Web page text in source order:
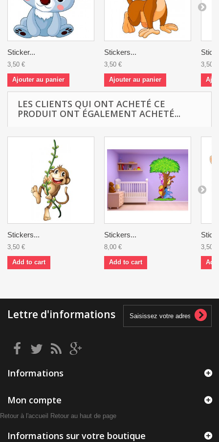
Sticker...
3,50 €
Ajouter au panier
Stickers...
3,50 €
Ajouter au panier
3,50 €
LES CLIENTS QUI ONT ACHETÉ CE
PRODUIT ONT ÉGALEMENT ACHETÉ...
Stickers...
3,50 €
Add to cart
Stickers...
8,00 €
Add to cart
3,50 €
Lettre d'informations
Informations
Mon compte
Retour à l'accueil Retour au haut de page
Informations sur votre boutique